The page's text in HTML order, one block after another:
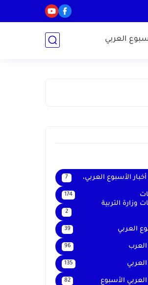
العربي
أخبار الأسبوع العربي، 7
174
وزارة التربية
2
العربي 39
العرب 96
135
الأسبوع 82